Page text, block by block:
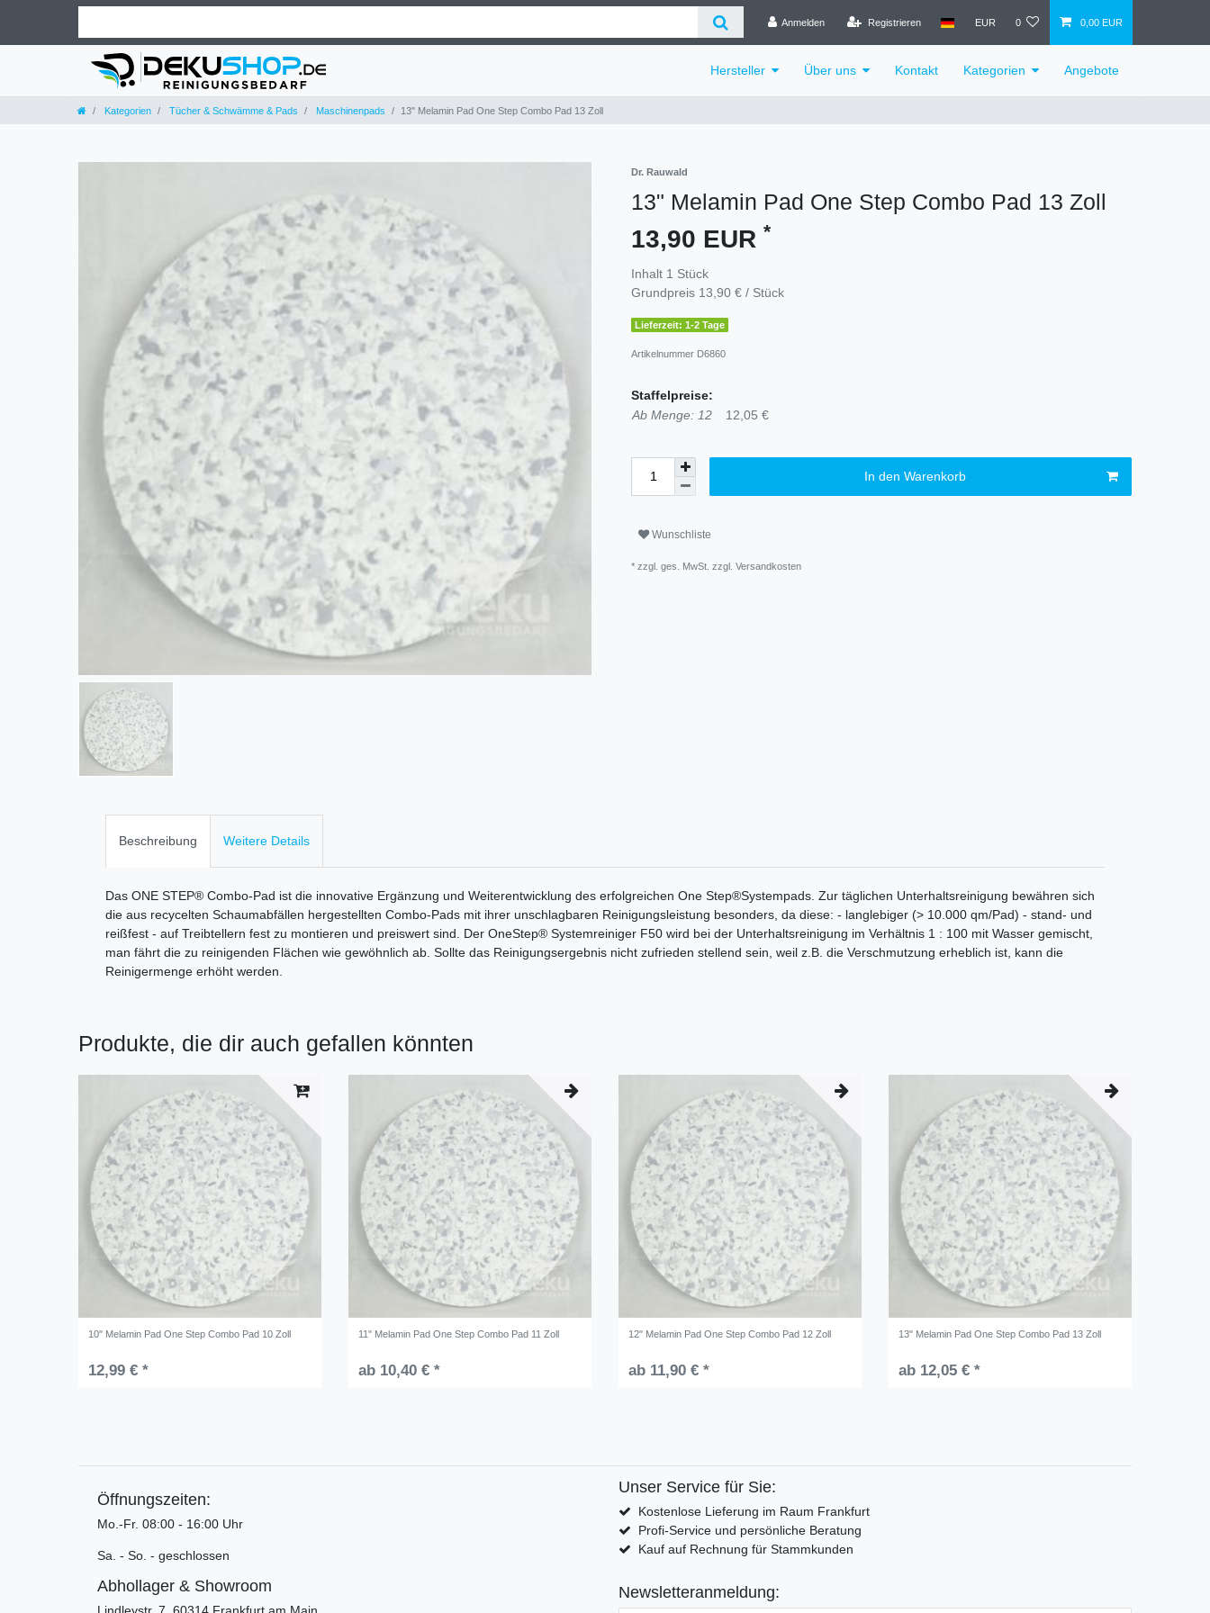
Anmelden Registrieren EUR 0 0,00 EUR
Hersteller Über uns Kontakt Kategorien Angebote
Kategorien Tücher & Schwämme & Pads Maschinenpads 13" Melamin Pad One Step Combo Pad 13 Zoll
Dr. Rauwald
13" Melamin Pad One Step Combo Pad 13 Zoll
13,90 EUR *
Inhalt 1 Stück
Grundpreis 13,90 € / Stück
Lieferzeit: 1-2 Tage
Artikelnummer D6860
Staffelpreise:
Ab Menge: 12
12,05 €
In den Warenkorb
Wunschliste
* zzgl. ges. MwSt. zzgl. Versandkosten
Beschreibung Weitere Details
Das ONE STEP® Combo-Pad ist die innovative Ergänzung und Weiterentwicklung des erfolgreichen One Step®Systempads. Zur täglichen Unterhaltsreinigung bewähren sich
die aus recycelten Schaumabfällen hergestellten Combo-Pads mit ihrer unschlagbaren Reinigungsleistung besonders, da diese: - langlebiger (> 10.000 qm/Pad) - stand- und
reißfest - auf Treibtellern fest zu montieren und preiswert sind. Der OneStep® Systemreiniger F50 wird bei der Unterhaltsreinigung im Verhältnis 1 : 100 mit Wasser gemischt,
man fährt die zu reinigenden Flächen wie gewöhnlich ab. Sollte das Reinigungsergebnis nicht zufrieden stellend sein, weil z.B. die Verschmutzung erheblich ist, kann die
Reinigermenge erhöht werden.
Produkte, die dir auch gefallen könnten
10" Melamin Pad One Step Combo Pad 10 Zoll
12,99 € *
11" Melamin Pad One Step Combo Pad 11 Zoll
ab 10,40 € *
12" Melamin Pad One Step Combo Pad 12 Zoll
ab 11,90 € *
13" Melamin Pad One Step Combo Pad 13 Zoll
ab 12,05 € *
Öffnungszeiten:
Mo.-Fr. 08:00 - 16:00 Uhr
Sa. - So. - geschlossen
Abhollager & Showroom
Lindleystr. 7, 60314 Frankfurt am Main
Unser Service für Sie:
Kostenlose Lieferung im Raum Frankfurt
Profi-Service und persönliche Beratung
Kauf auf Rechnung für Stammkunden
Newsletteranmeldung: